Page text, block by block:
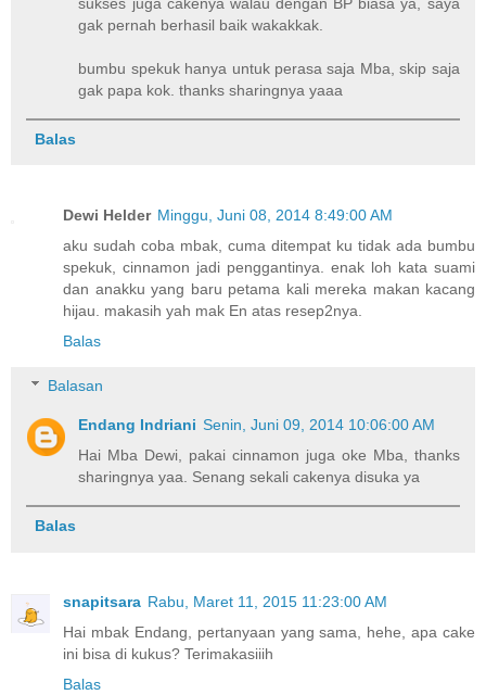
gak pernah berhasil baik wakakkak.
bumbu spekuk hanya untuk perasa saja Mba, skip saja
gak papa kok. thanks sharingnya yaaa
Balas
Dewi Helder Minggu, Juni 08, 2014 8:49:00 AM
aku sudah coba mbak, cuma ditempat ku tidak ada bumbu
spekuk, cinnamon jadi penggantinya. enak loh kata suami
dan anakku yang baru petama kali mereka makan kacang
hijau. makasih yah mak En atas resep2nya.
Balas
Balasan
Endang Indriani Senin, Juni 09, 2014 10:06:00 AM
Hai Mba Dewi, pakai cinnamon juga oke Mba, thanks
sharingnya yaa. Senang sekali cakenya disuka ya
Balas
snapitsara Rabu, Maret 11, 2015 11:23:00 AM
Hai mbak Endang, pertanyaan yang sama, hehe, apa cake
ini bisa di kukus? Terimakasiiih
Balas